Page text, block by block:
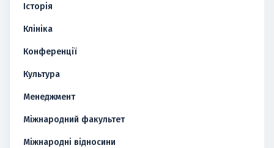
Історія
Клініка
Конференції
Культура
Менеджмент
Міжнародний факультет
Міжнародні відносини